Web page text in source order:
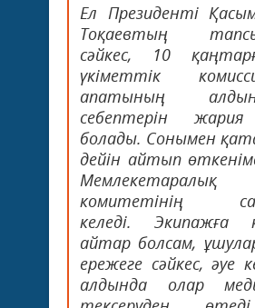
Ел Президенті
Тоқаевтың
сәйкес, 10
үкіметтік
апатының
себептерін
болады. Сонымен
дейін айтып
Мемлекетаралық
комитетінің
келеді. Экипажға
айтар болсам,
ережеге сәйкес, әуе
алдында олар